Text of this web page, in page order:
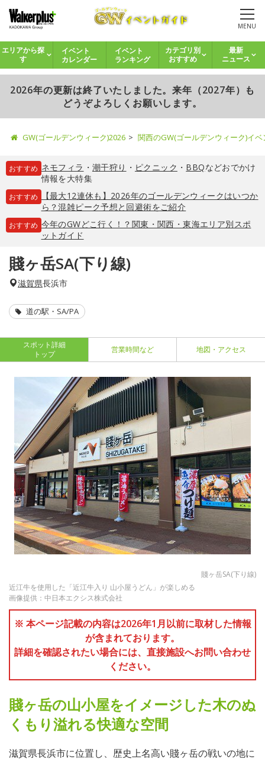
MENU
エリアから探
す
イベント
カレンダー
イベント
ランキング
カテゴリ別
おすすめ
最新
ニュース
2026年の更新は終了いたしました。来年（2027年）も
どうぞよろしくお願いします。
GW(ゴールデンウィーク)2026 関西のGW(ゴールデンウィーク)イ
おすすめ ネモフィラ ・ 潮干狩り ・ ピクニック ・ BBQなどおでかけ
情報を大特集
おすすめ
【最大12連休も】2026年のゴールデンウィークはいつか
ら？混雑ピーク予想と回避術をご紹介
おすすめ 今年のGWどこ行く！？関東・関西・東海エリア別スポ
ットガイド
賤ヶ岳SA(下り線)
滋賀県長浜市
道の駅・SA/PA
スポット詳細
トップ
営業時間など 地図・アクセス
賤ヶ岳SA(下り線)
近江牛を使用した「近江牛入り 山小屋うどん」が楽しめる
画像提供：中日本エクシス株式会社
※ 本ページ記載の内容は2026年1月以前に取材した情報
が含まれております。
詳細を確認されたい場合には、直接施設へお問い合わせ
ください。
賤ヶ岳の山小屋をイメージした木のぬ
くもり溢れる快適な空間
滋賀県長浜市に位置し、歴史上名高い賤ヶ岳の戦いの地に